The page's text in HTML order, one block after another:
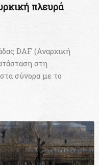
πλευρά
DAF (Αναρχική
στη
σύνορα με το